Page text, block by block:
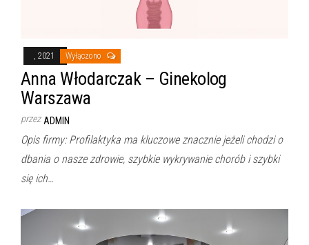
, 2021 Wyłączono
Anna Włodarczak – Ginekolog
Warszawa
przez ADMIN
Opis firmy: Profilaktyka ma kluczowe znacznie jeżeli chodzi o
dbania o nasze zdrowie, szybkie wykrywanie chorób i szybki
się ich…